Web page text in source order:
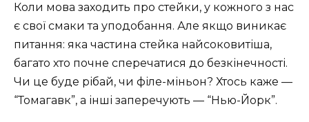
Коли мова заходить про стейки, у кожного з нас
є свої смаки та уподобання. Але якщо виникає
питання: яка частина стейка найсоковитіша,
багато хто почне сперечатися до безкінечності.
Чи це буде рібай, чи філе-міньон? Хтось каже —
“Томагавк”, а інші заперечують — “Нью-Йорк”.